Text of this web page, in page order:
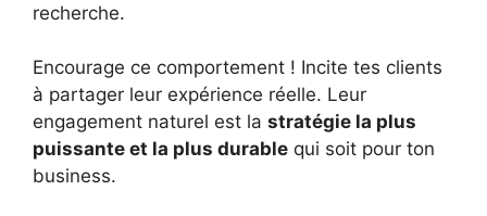
recherche.
Encourage ce comportement ! Incite tes clients
à partager leur expérience réelle. Leur
engagement naturel est la stratégie la plus
puissante et la plus durable qui soit pour ton
business.